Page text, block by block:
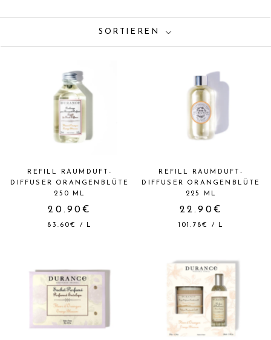
SORTIEREN
REFILL RAUMDUFT-
DIFFUSER ORANGENBLÜTE
250 ML
20.90€
83.60€ / L
REFILL RAUMDUFT-
DIFFUSER ORANGENBLÜTE
225 ML
22.90€
101.78€ / L